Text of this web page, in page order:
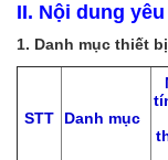
II. Nội dung
1. Danh mục thiết
STT Danh mục